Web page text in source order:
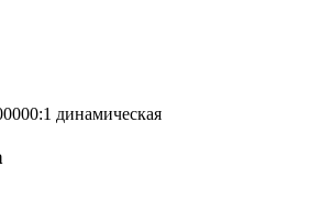
динамическая